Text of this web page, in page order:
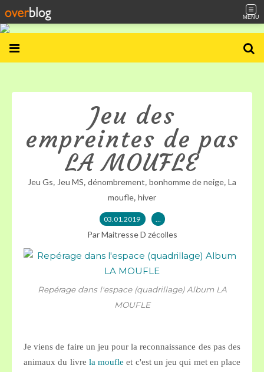
MENU
Jeu des
empreintes de pas
LA MOUFLE
Jeu Gs, Jeu MS, dénombrement, bonhomme de neige, La
moufle, hiver
03.01.2019 …
Par Maitresse D zécolles
Repérage dans l'espace (quadrillage) Album LA
MOUFLE
Je viens de faire un jeu pour la reconnaissance des pas des
animaux du livre la moufle et c'est un jeu qui met en place